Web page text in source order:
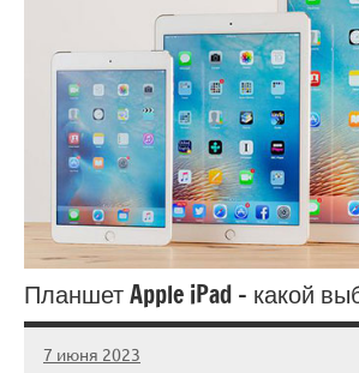
Планшет Apple iPad – какой
7 июня 2023
legostart_ru
Нет